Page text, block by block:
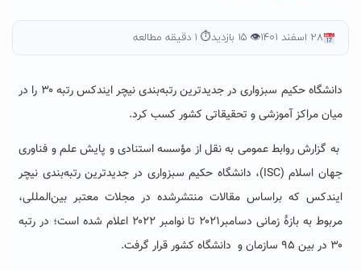
۲۸ اسفند ۱۴۰۱ 👁 ۱۵ بازدید ⏱ ۱ دقیقه مطالعه
دانشگاه حکیم سبزواری در جدیدترین رتبه‌بندی نیچر ایندکس رتبه ۳۰ را در
میان مراکز آموزشی و تحقیقاتی کشور کسب کرد.
به گزارش روابط عمومی به نقل از مؤسسه استنادی و پایش علم و فناوری
جهان اسلام (ISC)، دانشگاه حکیم سبزواری در جدیدترین رتبه‌بندی نیچر
ایندکس که براساس مقالات منتشرشده در مجلات معتبر بین‌المللی،
مربوط به بازۀ زمانی دسامبر۲۰۲۱ تا نوامبر ۲۰۲۲ اعلام شده است؛ در رتبه
۳۰ در بین ۹۵ سازمان و دانشگاه‌ کشور قرار گرفت.